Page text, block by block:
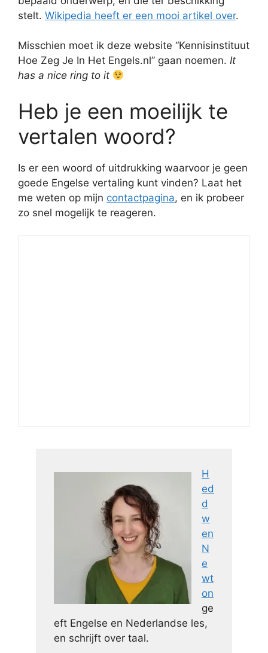
stelt. Wikipedia heeft er een mooi artikel over.
Misschien moet ik deze website “Kennisinstituut
Hoe Zeg Je In Het Engels.nl” gaan noemen. It
has a nice ring to it
Heb je een moeilijk te
vertalen woord?
Is er een woord of uitdrukking waarvoor je geen
goede Engelse vertaling kunt vinden? Laat het
me weten op mijn contactpagina, en ik probeer
zo snel mogelijk te reageren.
H
ed
d
w
en
N
e
wt
on
ge
eft Engelse en Nederlandse les,
en schrijft over taal.